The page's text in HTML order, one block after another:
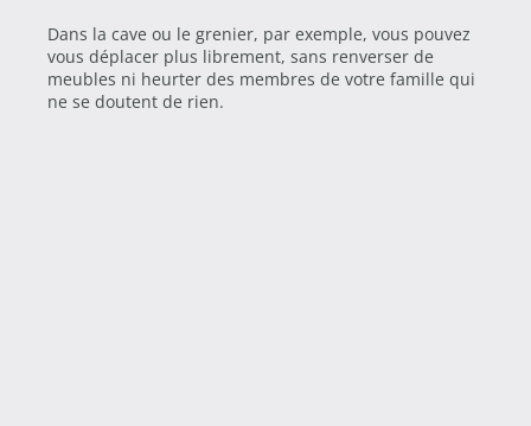
Dans la cave ou le grenier, par exemple, vous pouvez
vous déplacer plus librement, sans renverser de
meubles ni heurter des membres de votre famille qui
ne se doutent de rien.